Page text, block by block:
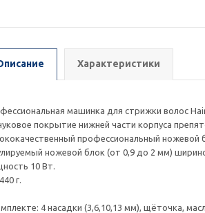
Характеристики
машинка для стрижки волос
покрытие нижней части корпуса
профессиональный ножевой
ножевой блок (от 0,9 до 2 мм)
10 Вт.
г.
4 насадки (3,6,10,13 мм), щёточка,